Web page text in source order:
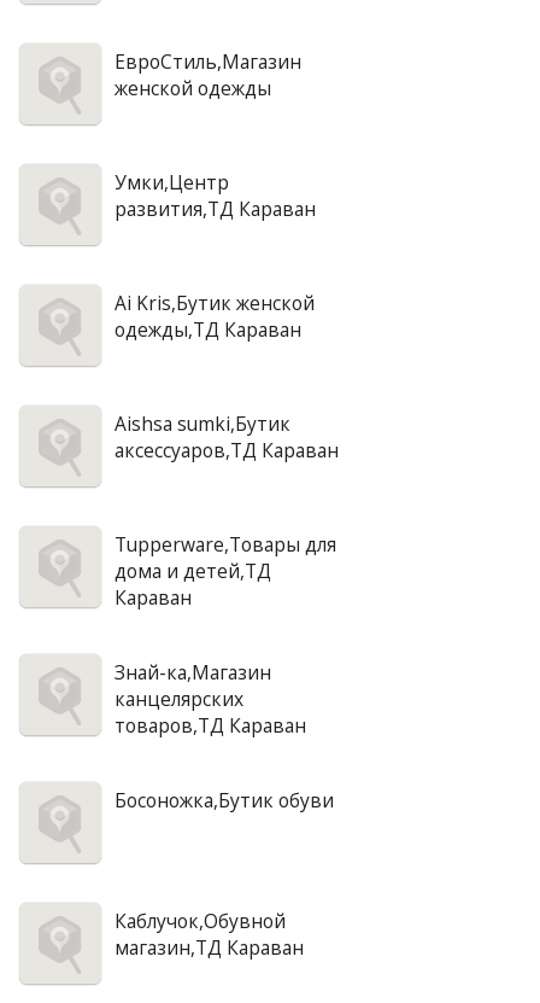
ЕвроСтиль,Магазин
женской одежды
Умки,Центр
развития,ТД Караван
Ai Kris,Бутик женской
одежды,ТД Караван
Aishsa sumki,Бутик
аксессуаров,ТД Караван
Tupperware,Товары для
дома и детей,ТД
Караван
Знай-ка,Магазин
канцелярских
товаров,ТД Караван
Босоножка,Бутик обуви
Каблучок,Обувной
магазин,ТД Караван